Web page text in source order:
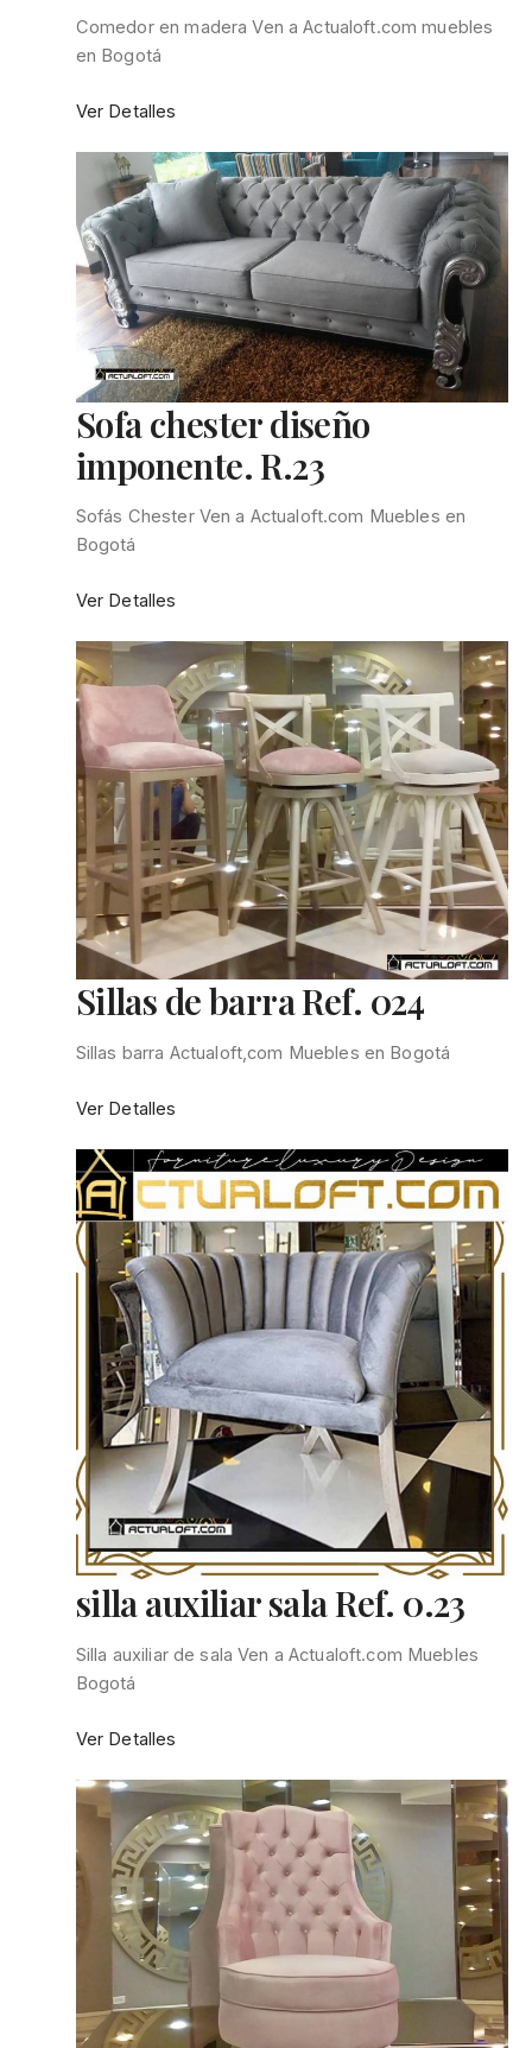
Comedor en madera Ven a Actualoft.com muebles
en Bogotá
Ver Detalles
bello
R.24
Sofa chester diseño
imponente. R.23
Sofás Chester Ven a Actualoft.com Muebles en
Bogotá
Ver Detalles
chester
diseño
imponente.
R.23
Sillas de barra Ref. 024
Sillas barra Actualoft,com Muebles en Bogotá
Ver Detalles
de
barra
Ref.
024
silla auxiliar sala Ref. 0.23
Silla auxiliar de sala Ven a Actualoft.com Muebles
Bogotá
Ver Detalles
auxiliar
sala
Ref.
0.23